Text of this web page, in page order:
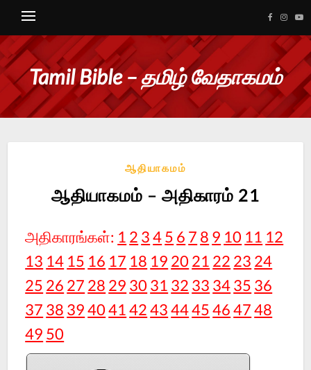
Tamil Bible – தமிழ் வேதாகமம்
ஆதியாகமம்
ஆதியாகமம் – அதிகாரம் 21
அதிகாரங்கள்: 1 2 345 6 7 8 9 10 11 12
13 14 15 16 17 18 19 20 21 22 23 24
25 26 27 28 29 30 31 32 33 3435 36
37 38 39404142434445464748
49 50